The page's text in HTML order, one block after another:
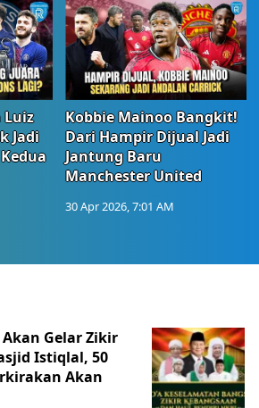
Luiz
Jadi
Kobbie Mainoo Bangkit!
Dari Hampir Dijual Jadi
Jantung Baru
Manchester United
30 Apr 2026, 7:01 AM
Akan Gelar Zikir
Istiqlal, 50
Akan